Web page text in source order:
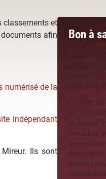
classements et
afin
numérisé de la
indépendant
Ils sont
Bon à
Les
ne sont
salle de
En effet,
ne se
et doivent
consultés.
bien
documents
nous ne